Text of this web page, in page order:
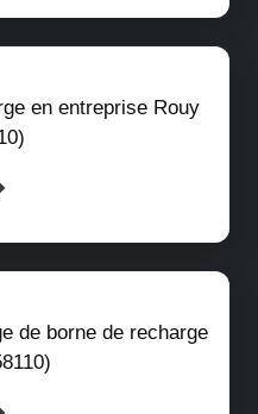
en entreprise Rouy
de borne de recharge